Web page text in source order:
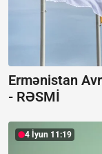
Ermənistan
- RƏSMİ
4 İyun 11:19